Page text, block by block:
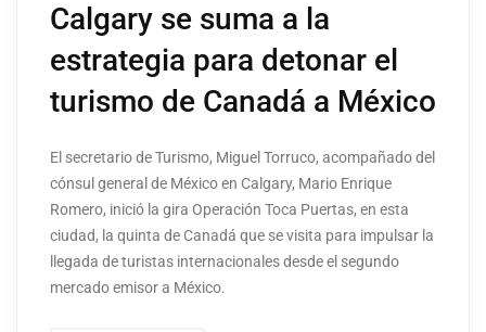
Calgary se suma a la
estrategia para detonar el
turismo de Canadá a México
El secretario de Turismo, Miguel Torruco, acompañado del
cónsul general de México en Calgary, Mario Enrique
Romero, inició la gira Operación Toca Puertas, en esta
ciudad, la quinta de Canadá que se visita para impulsar la
llegada de turistas internacionales desde el segundo
mercado emisor a México.